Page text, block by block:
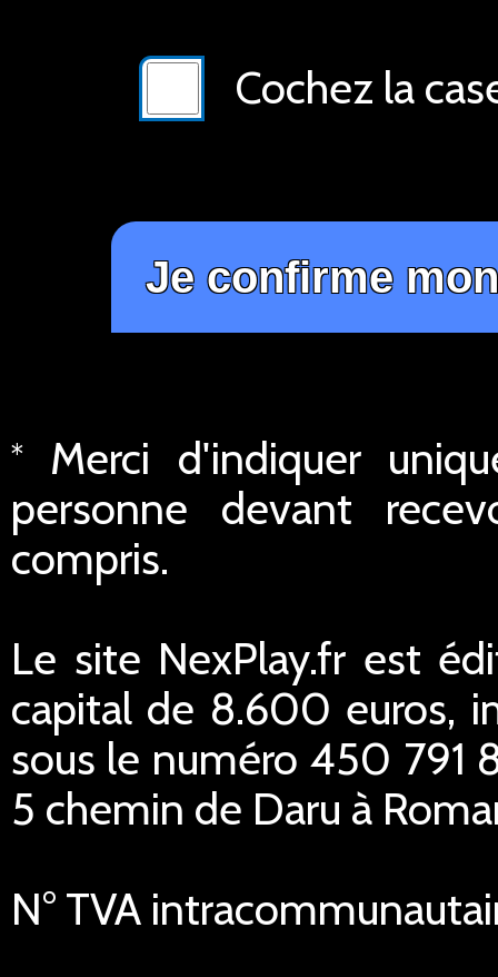
Cochez la
*
Merci d'indiquer
personne devant
compris.
Le site NexPlay.fr est
capital de 8.600 euros,
sous le numéro 450 791
5 chemin de Daru à
N° TVA